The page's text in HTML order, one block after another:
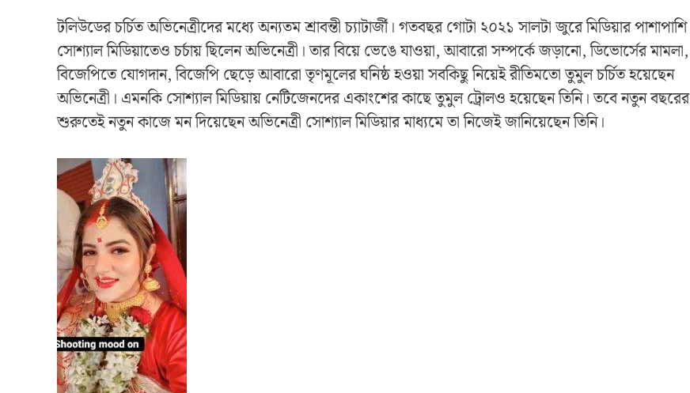
টলিউডের চর্চিত অভিনেত্রীদের মধ্যে অন্যতম শ্রাবন্তী চ্যাটার্জী। গতবছর গোটা ২০২১ সালটা জুরে মিডিয়ার পাশাপাশি
সোশ্যাল মিডিয়াতেও চর্চায় ছিলেন অভিনেত্রী। তার বিয়ে ভেঙে যাওয়া, আবারো সম্পর্কে জড়ানো, ডিভোর্সের মামলা,
বিজেপিতে যোগদান, বিজেপি ছেড়ে আবারো তৃণমূলের ঘনিষ্ঠ হওয়া সবকিছু নিয়েই রীতিমতো তুমুল চর্চিত হয়েছেন
অভিনেত্রী। এমনকি সোশ্যাল মিডিয়ায় নেটিজেনদের একাংশের কাছে তুমুল ট্রোলও হয়েছেন তিনি। তবে নতুন বছরের
শুরুতেই নতুন কাজে মন দিয়েছেন অভিনেত্রী সোশ্যাল মিডিয়ার মাধ্যমে তা নিজেই জানিয়েছেন তিনি।